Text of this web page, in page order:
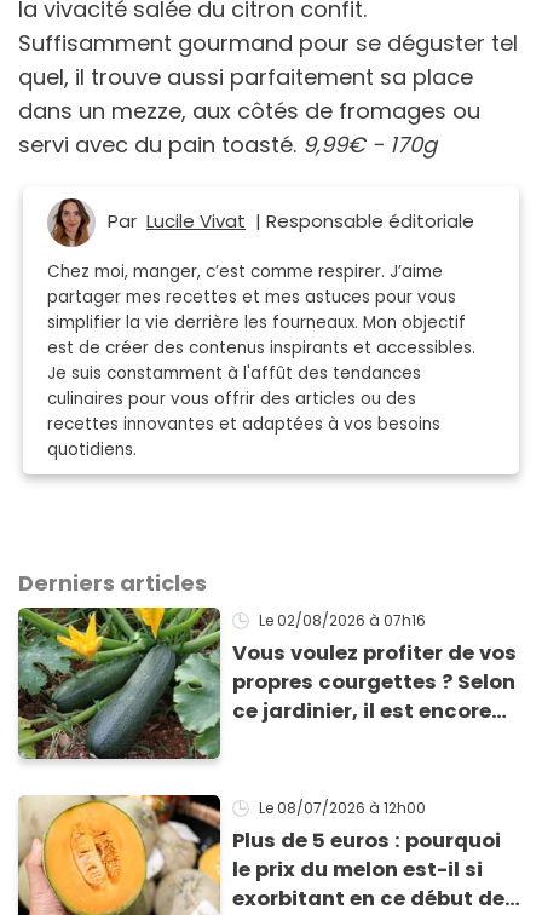
la vivacité salée du citron confit.
Suffisamment gourmand pour se déguster tel
quel, il trouve aussi parfaitement sa place
dans un mezze, aux côtés de fromages ou
servi avec du pain toasté. 9,99€ - 170g
Par Lucile Vivat | Responsable éditoriale
Chez moi, manger, c’est comme respirer. J’aime
partager mes recettes et mes astuces pour vous
simplifier la vie derrière les fourneaux. Mon objectif
est de créer des contenus inspirants et accessibles.
Je suis constamment à l'affût des tendances
culinaires pour vous offrir des articles ou des
recettes innovantes et adaptées à vos besoins
quotidiens.
Derniers articles
Le 02/08/2026 à 07h16
Vous voulez profiter de vos
propres courgettes ? Selon
ce jardinier, il est encore
l’été !
Le 08/07/2026 à 12h00
Plus de 5 euros : pourquoi
le prix du melon est-il si
exorbitant en ce début de